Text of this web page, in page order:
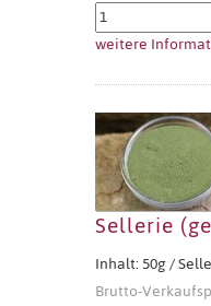
weitere
Sellerie
Inhalt: 50g /
Brutto-